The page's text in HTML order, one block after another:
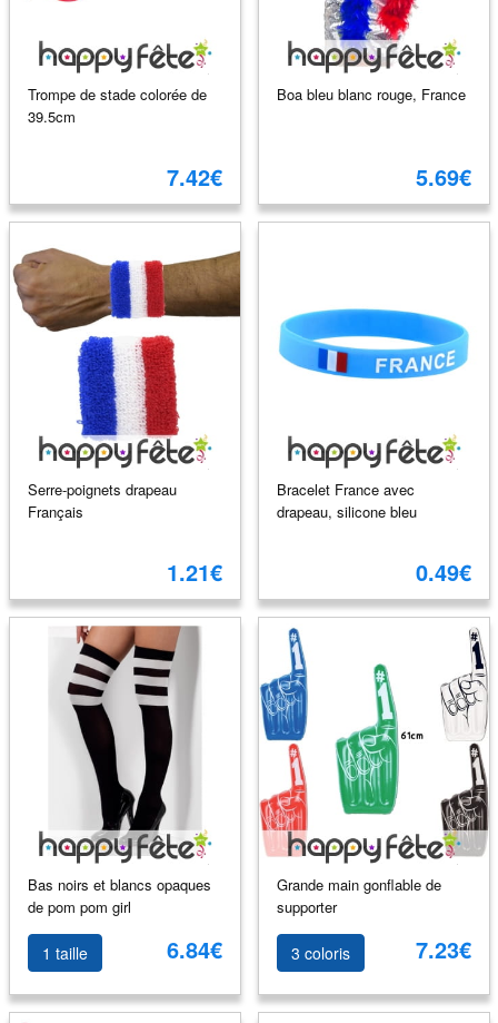
Trompe de stade colorée de
39.5cm
7.42€
Boa bleu blanc rouge, France
5.69€
Serre-poignets drapeau
Français
1.21€
Bracelet France avec
drapeau, silicone bleu
0.49€
Bas noirs et blancs opaques
de pom pom girl
1 taille 6.84€
Grande main gonflable de
supporter
3 coloris 7.23€